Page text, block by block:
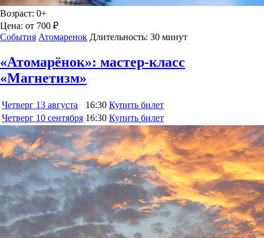
Возраст: 0+
Цена: от 700 ₽
События Атомаренок Длительность: 30 минут
«Атомарёнок»: мастер-класс
«Магнетизм»
Четверг 13 августа 16:30 Купить билет
Четверг 10 сентября 16:30 Купить билет